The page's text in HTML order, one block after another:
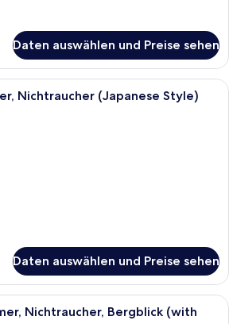
Daten auswählen und Preise sehen
Ein traditioneller japanischer Raum
Nichtraucher (Japanese Style)
Daten auswählen und Preise sehen
Ein Thermalbad mit einer Holzbank
Nichtraucher, Bergblick (with